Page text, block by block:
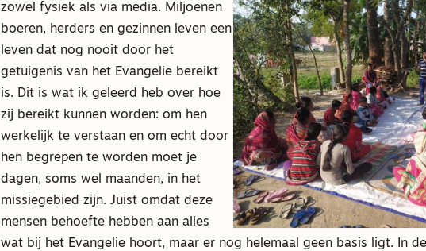
zowel fysiek als via media. Miljoenen
boeren, herders en gezinnen leven een
leven dat nog nooit door het
getuigenis van het Evangelie bereikt
is. Dit is wat ik geleerd heb over hoe
zij bereikt kunnen worden: om hen
werkelijk te verstaan en om echt door
hen begrepen te worden moet je
dagen, soms wel maanden, in het
missiegebied zijn. Juist omdat deze
mensen behoefte hebben aan alles
wat bij het Evangelie hoort, maar er nog helemaal geen basis ligt. In